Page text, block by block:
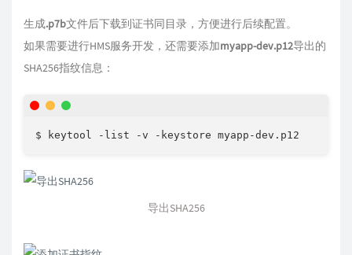
生成.p7b文件后下载到证书同目录，方便进行后续配置。
如果需要进行HMS服务开发，还需要添加myapp-dev.p12导出的
SHA256指纹信息：
$ keytool -list -v -keystore myapp-dev.p12
导出SHA256